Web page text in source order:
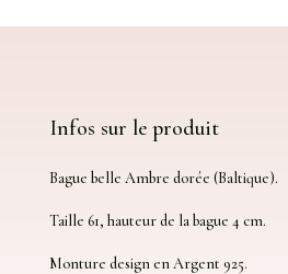
Infos sur le produit
Bague belle Ambre dorée (Baltique).
Taille 61, hauteur de la bague 4 cm.
Monture design en Argent 925.